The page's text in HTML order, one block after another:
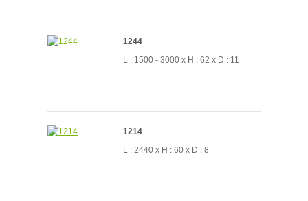
1244
L : 1500 - 3000 x H : 62 x D : 11
1214
L : 2440 x H : 60 x D : 8